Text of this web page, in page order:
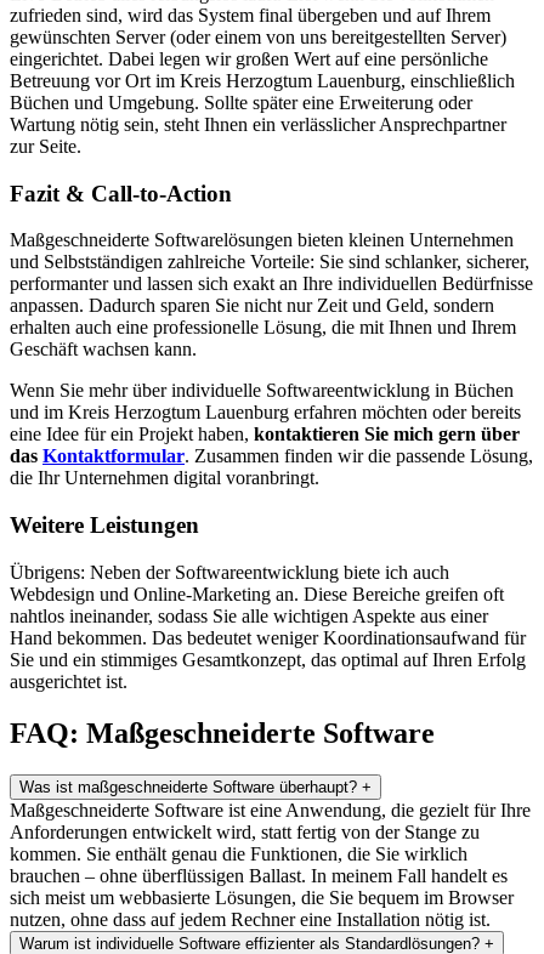
zufrieden sind, wird das System final übergeben und auf Ihrem
gewünschten Server (oder einem von uns bereitgestellten Server)
eingerichtet. Dabei legen wir großen Wert auf eine persönliche
Betreuung vor Ort im Kreis Herzogtum Lauenburg, einschließlich
Büchen und Umgebung. Sollte später eine Erweiterung oder
Wartung nötig sein, steht Ihnen ein verlässlicher Ansprechpartner
zur Seite.
Fazit & Call-to-Action
Maßgeschneiderte Softwarelösungen bieten kleinen Unternehmen
und Selbstständigen zahlreiche Vorteile: Sie sind schlanker, sicherer,
performanter und lassen sich exakt an Ihre individuellen Bedürfnisse
anpassen. Dadurch sparen Sie nicht nur Zeit und Geld, sondern
erhalten auch eine professionelle Lösung, die mit Ihnen und Ihrem
Geschäft wachsen kann.
Wenn Sie mehr über individuelle Softwareentwicklung in Büchen
und im Kreis Herzogtum Lauenburg erfahren möchten oder bereits
eine Idee für ein Projekt haben, kontaktieren Sie mich gern über
das Kontaktformular. Zusammen finden wir die passende Lösung,
die Ihr Unternehmen digital voranbringt.
Weitere Leistungen
Übrigens: Neben der Softwareentwicklung biete ich auch
Webdesign und Online-Marketing an. Diese Bereiche greifen oft
nahtlos ineinander, sodass Sie alle wichtigen Aspekte aus einer
Hand bekommen. Das bedeutet weniger Koordinationsaufwand für
Sie und ein stimmiges Gesamtkonzept, das optimal auf Ihren Erfolg
ausgerichtet ist.
FAQ: Maßgeschneiderte Software
Was ist maßgeschneiderte Software überhaupt? +
Maßgeschneiderte Software ist eine Anwendung, die gezielt für Ihre
Anforderungen entwickelt wird, statt fertig von der Stange zu
kommen. Sie enthält genau die Funktionen, die Sie wirklich
brauchen – ohne überflüssigen Ballast. In meinem Fall handelt es
sich meist um webbasierte Lösungen, die Sie bequem im Browser
nutzen, ohne dass auf jedem Rechner eine Installation nötig ist.
Warum ist individuelle Software effizienter als Standardlösungen? +